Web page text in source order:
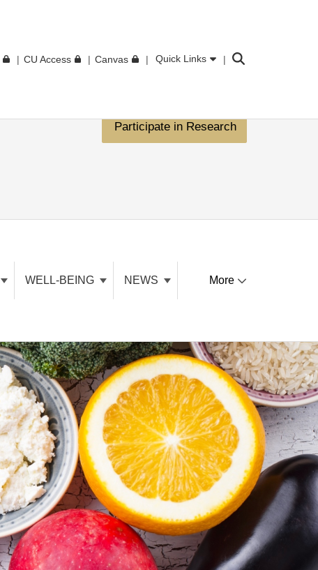
CU Access Canvas Quick Links Search
Participate in Research
WELL-BEING NEWS More